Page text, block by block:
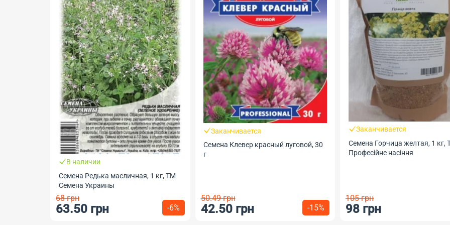
В наличии
Семена Редька масличная, 1 кг, ТМ
Семена Украины
68 грн
63.50 грн -6%
Заканчивается
Семена Клевер красный луговой, 30
г
50.49 грн
42.50 грн -15%
Заканчивается
Семена Горчица желтая, 1 кг,
Професійне насіння
105 грн
98 грн